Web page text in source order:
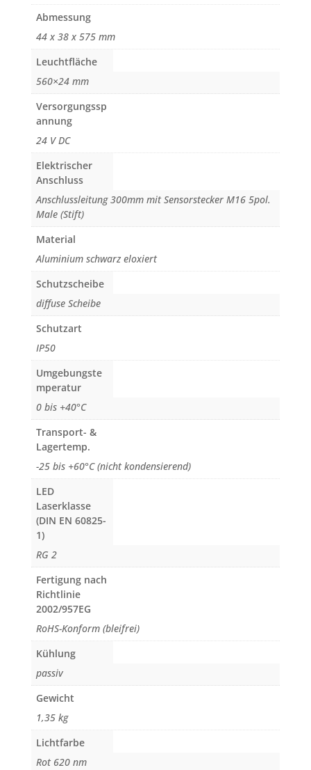
Abmessung
44 x 38 x 575 mm
Leuchtfläche
560×24 mm
Versorgungssp
annung
24 V DC
Elektrischer
Anschluss
Anschlussleitung 300mm mit Sensorstecker M16 5pol.
Male (Stift)
Material
Aluminium schwarz eloxiert
Schutzscheibe
diffuse Scheibe
Schutzart
IP50
Umgebungste
mperatur
0 bis +40°C
Transport- &
Lagertemp.
-25 bis +60°C (nicht kondensierend)
LED
Laserklasse
(DIN EN 60825-
1)
RG 2
Fertigung nach
Richtlinie
2002/957EG
RoHS-Konform (bleifrei)
Kühlung
passiv
Gewicht
1,35 kg
Lichtfarbe
Rot 620 nm